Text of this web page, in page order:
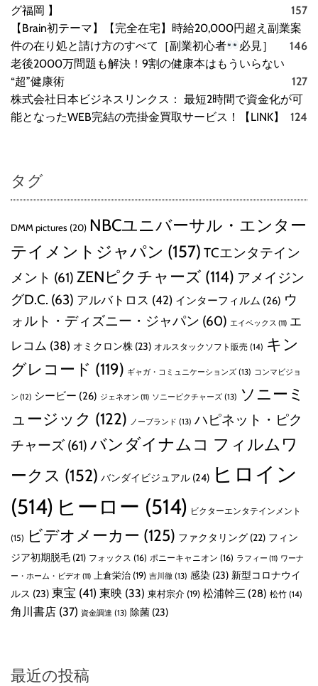
グ福岡 】
157
【Brain初テーマ】【完全在宅】時給20,000円超え副業案
件の在り処と請け方のすべて［副業初心者
必見］
146
老後2000万問題も解決！9割の健康本はもういらない
“超”健康術
127
株式会社日本ビジネスリンクス： 最短2時間で資金化が可
能となったWEB完結の売掛金買取サービス！【LINK】
124
タグ
DMM pictures (20) NBCユニバーサル・エンター
テイメントジャパン (157) TCエンタテイン
メント (61) ZENピクチャーズ (114) アメイジン
グD.C. (63) アルバトロス (42) インターフィルム (26) ウ
ォルト・ディズニー・ジャパン (60) エイベックス (11) エ
レコム (38) オミクロン株 (23) オルスタックソフト販売 (14) キン
グレコード (119) ギャガ・コミュニケーションズ (13) コンマビジョ
ン (12) シービー (26) ジェネオン (11) ソニーピクチャーズ (13) ソニーミ
ュージック (122) ノーブランド (13) ハピネット・ピク
チャーズ (61) バンダイナムコ フィルムワ
ークス (152) バンダイビジュアル (24) ヒロイン
(514) ヒーロー (514) ビクターエンタテインメント
(15) ビデオメーカー (125) ファクタリング (22) フィン
ジア初期脱毛 (21) フォックス (16) ポニーキャニオン (16) ラフィー (11) ワーナ
ー・ホーム・ビデオ (11) 上倉栄治 (19) 吉川徹 (13) 感染 (23) 新型コロナウイ
ルス (23) 東宝 (41) 東映 (33) 東村宗介 (19) 松浦幹三 (28) 松竹 (14)
角川書店 (37) 資金調達 (13) 除菌 (23)
最近の投稿